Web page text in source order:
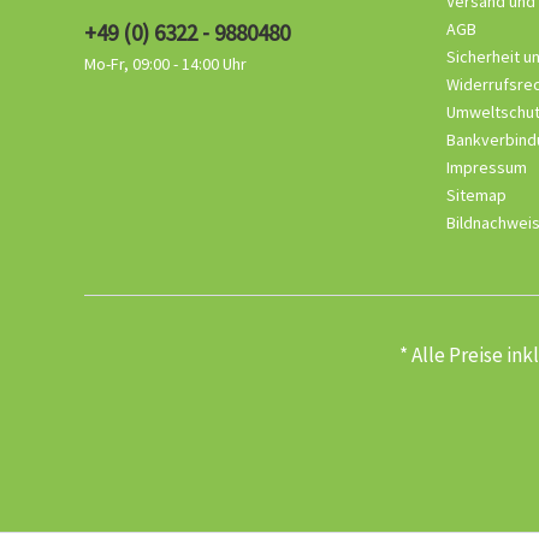
+49 (0) 6322 - 9880480
Mo-Fr, 09:00 - 14:00 Uhr
AGB
Sicherheit
Impressum
Sitemap
* Alle Preise